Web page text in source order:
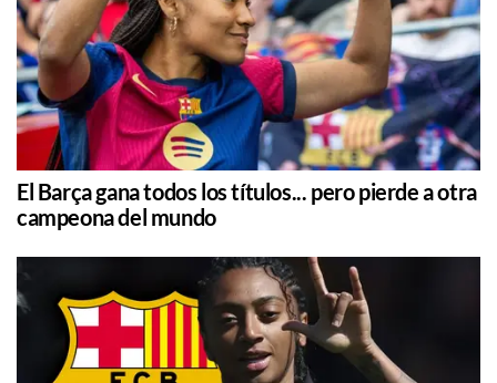
El Barça gana todos los títulos... pero pierde a otra
campeona del mundo